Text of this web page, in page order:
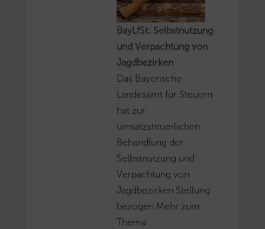
BayLfSt: Selbstnutzung
und Verpachtung von
Jagdbezirken
Das Bayerische
Landesamt für Steuern
hat zur
umsatzsteuerlichen
Behandlung der
Selbstnutzung und
Verpachtung von
Jagdbezirken Stellung
bezogen.Mehr zum
Thema